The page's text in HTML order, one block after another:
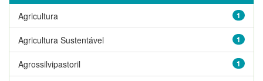
1
Agricultura
1
Agricultura Sustentável
1
Agrossilvipastoril